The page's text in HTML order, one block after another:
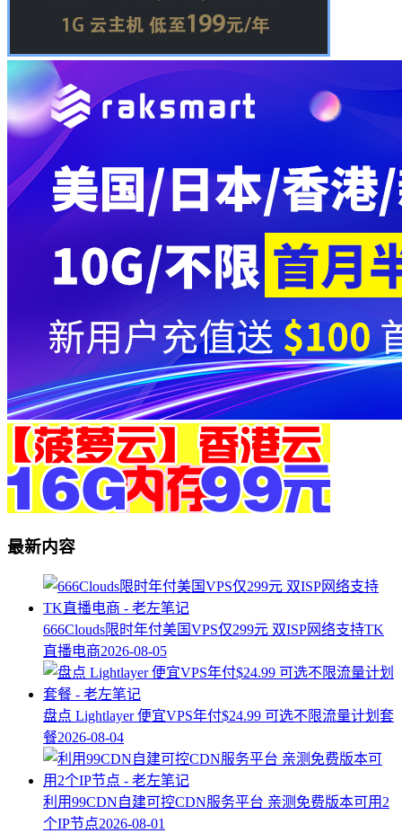
最新内容
666Clouds限时年付美国VPS仅299元 双ISP网络支持TK
直播电商2026-08-05
盘点 Lightlayer 便宜VPS年付$24.99 可选不限流量计划套
餐2026-08-04
利用99CDN自建可控CDN服务平台 亲测免费版本可用2
个IP节点2026-08-01